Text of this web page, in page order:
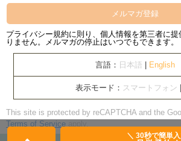
＼ 30秒で簡単
メルマガ登録
プライバシー規約に則り、個人情報を第三者に
りません。メルマガの停止はいつでもできます。
言語： 日本語 English
表示モード： スマートフォン
This site is protected by reCAPTCHA and the
Terms of Service